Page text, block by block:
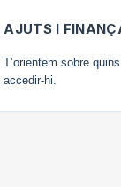
AJUTS I
T’orientem sobre
accedir-hi.